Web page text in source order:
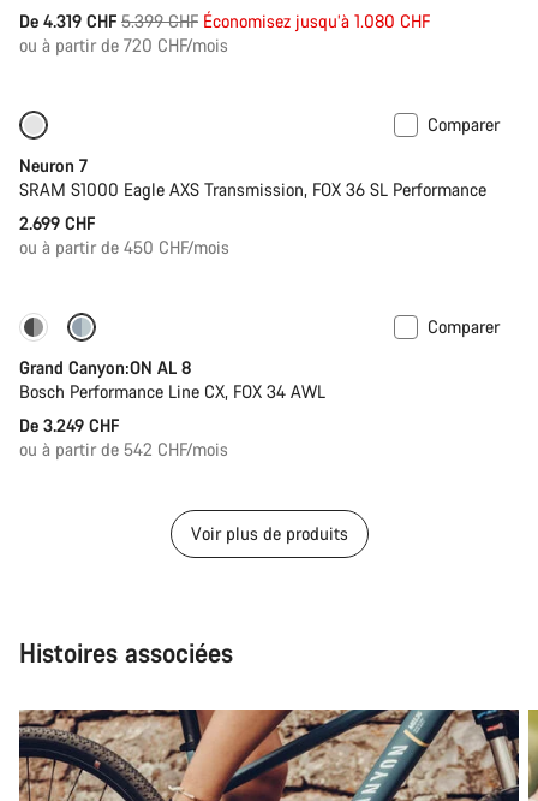
De 4.319 CHF Prix
5.399 CHF Économisez jusqu’à 1.080 CHF
ou à partir de 720 CHF/mois
Comparer
Neuron 7
SRAM S1000 Eagle AXS Transmission, FOX 36 SL Performance
2.699 CHF
ou à partir de 450 CHF/mois
Tige de selle télescopique
Comparer
Grand Canyon:ON AL 8
Bosch Performance Line CX, FOX 34 AWL
De 3.249 CHF
ou à partir de 542 CHF/mois
Voir plus de produits
Histoires associées